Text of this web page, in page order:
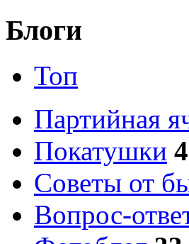
Блоги
Топ
Партийная
Покатушки
Советы от
Вопрос-